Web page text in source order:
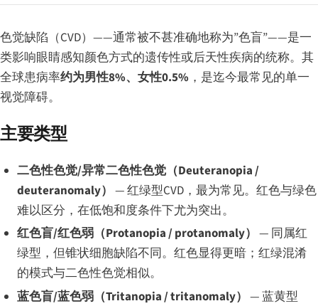
色觉缺陷（CVD）——通常被不甚准确地称为”色盲”——是一
类影响眼睛感知颜色方式的遗传性或后天性疾病的统称。其
全球患病率约为男性8%、女性0.5% ，是迄今最常见的单一
视觉障碍。
主要类型
二色性色觉/异常二色性色觉（Deuteranopia /
deuteranomaly） — 红绿型CVD，最为常见。红色与绿色
难以区分，在低饱和度条件下尤为突出。
红色盲/红色弱（Protanopia / protanomaly） — 同属红
绿型，但锥状细胞缺陷不同。红色显得更暗；红绿混淆
的模式与二色性色觉相似。
蓝色盲/蓝色弱（Tritanopia / tritanomaly） — 蓝黄型